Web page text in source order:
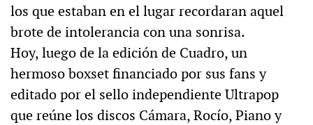
los que estaban en el lugar recordaran aquel
brote de intolerancia con una sonrisa.
Hoy, luego de la edición de Cuadro, un
hermoso boxset financiado por sus fans y
editado por el sello independiente Ultrapop
que reúne los discos Cámara, Rocío, Piano y